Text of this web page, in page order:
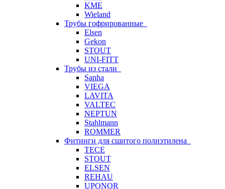
KME
Wieland
Трубы гофрированные
Elsen
Gekon
STOUT
UNI-FITT
Трубы из стали
Sanha
VIEGA
LAVITA
VALTEC
NEPTUN
Stahlmann
ROMMER
Фитинги для сшитого полиэтилена
TECE
STOUT
ELSEN
REHAU
UPONOR